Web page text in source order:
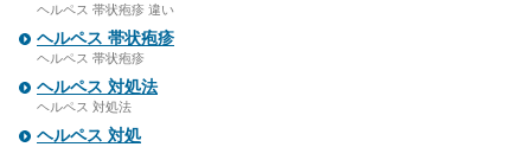
ヘルペス 帯状疱疹 違い
ヘルペス 帯状疱疹
ヘルペス 帯状疱疹
ヘルペス 対処法
ヘルペス 対処法
ヘルペス 対処